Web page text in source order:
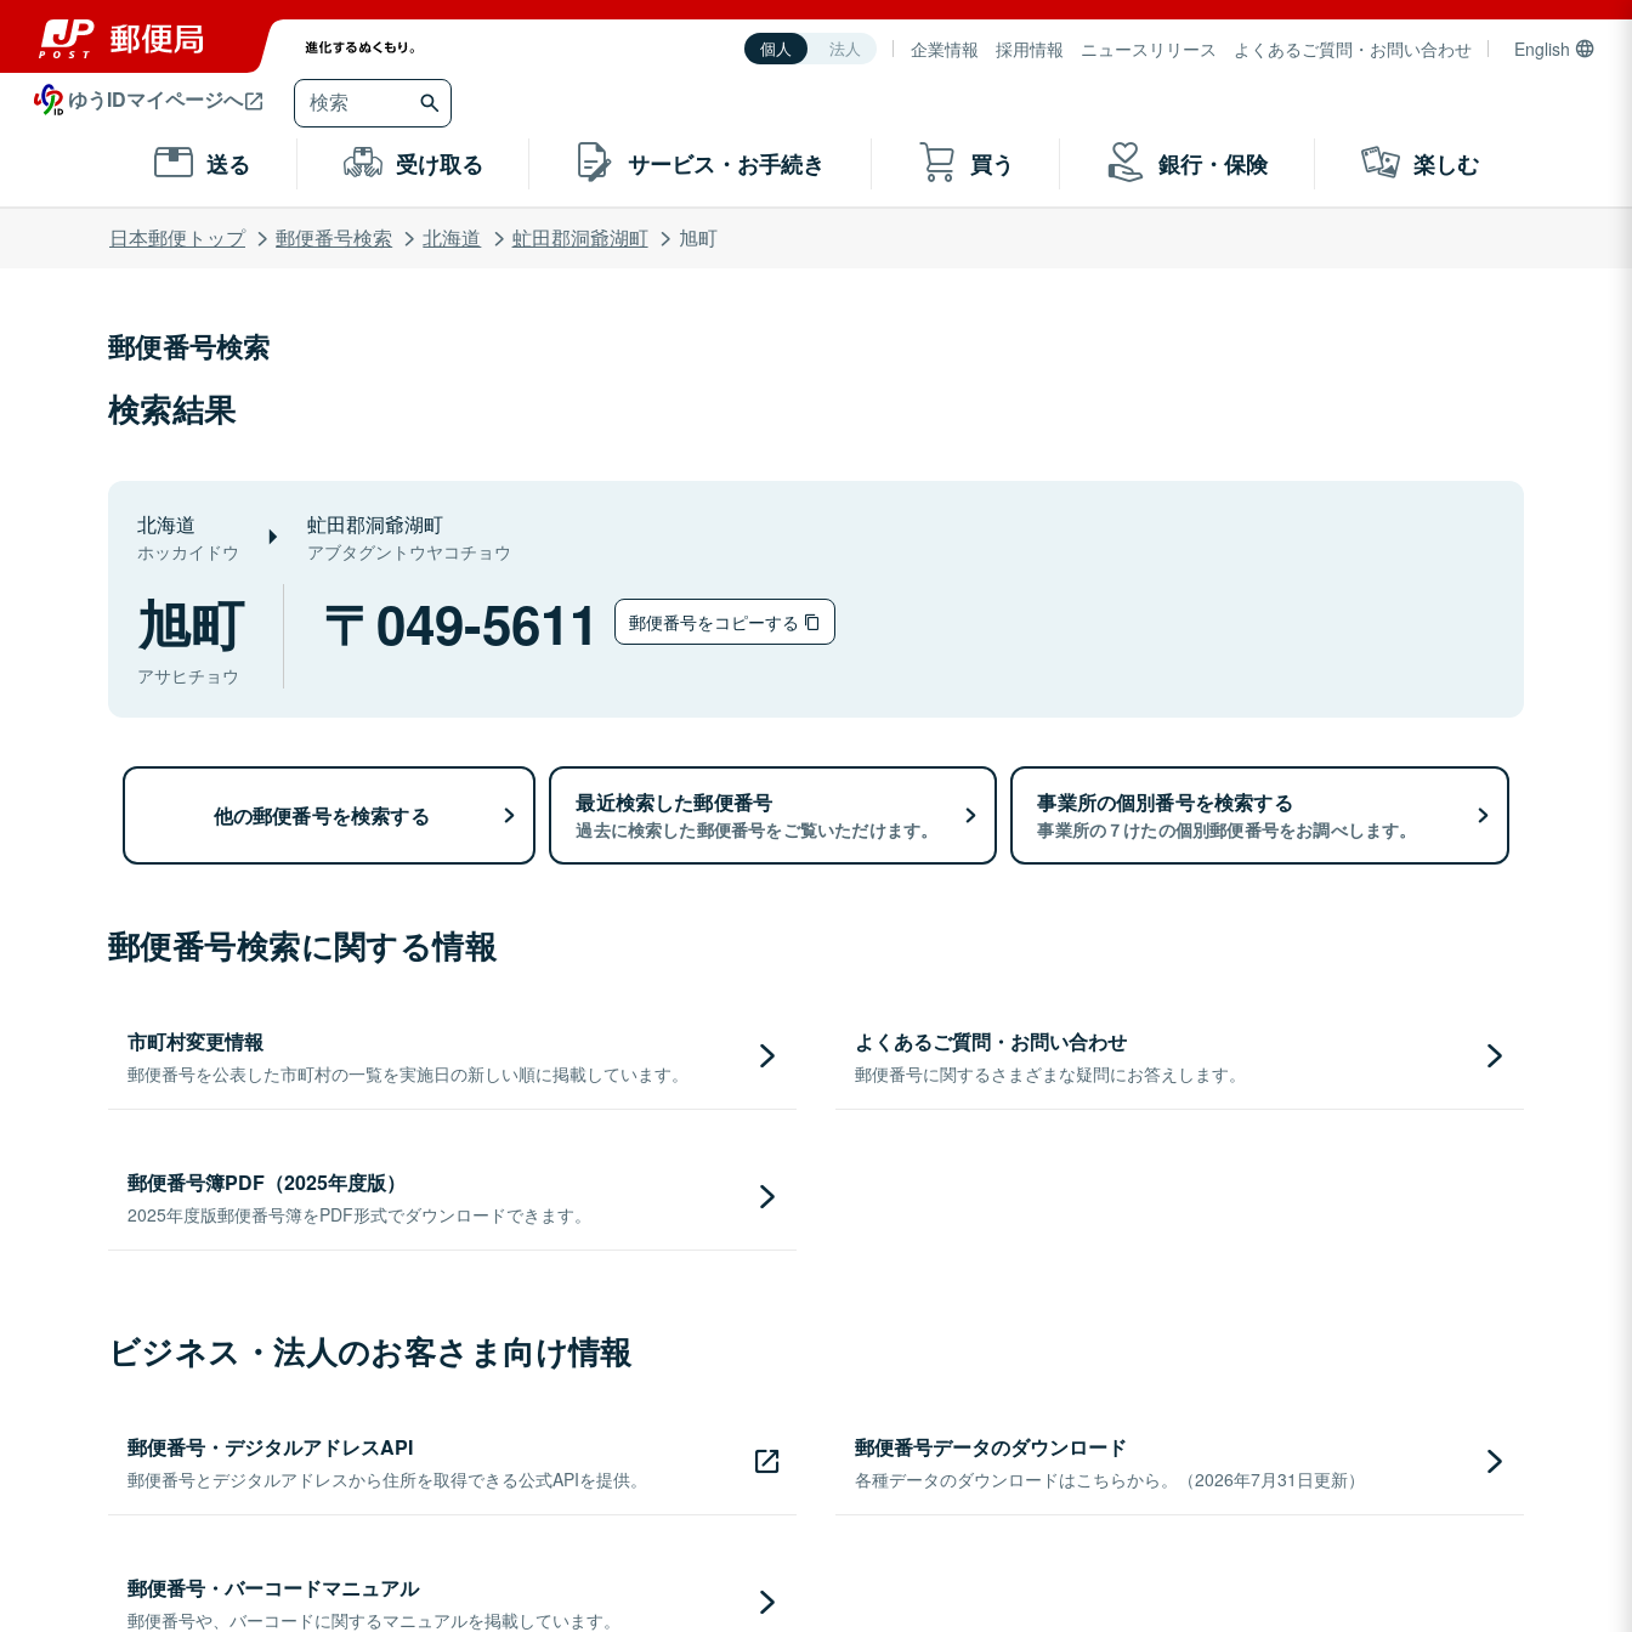
個人 法人 企業情報 採用情報 ニュースリリース よくあるご質問・お問い合わせ English
ゆうIDマイページへ
送る 受け取る サービス・お手続き 買う 銀行・保険 楽しむ
日本郵便トップ 郵便番号検索 北海道 虻田郡洞爺湖町 旭町
郵便番号検索
検索結果
北海道
ホッカイドウ
虻田郡洞爺湖町
アブタグントウヤコチョウ
旭町
アサヒチョウ
049-5611 郵便番号をコピーする
他の郵便番号を検索する 最近検索した郵便番号
過去に検索した郵便番号をご覧いただけます。
事業所の個別番号を検索する
事業所の７けたの個別郵便番号をお調べします。
郵便番号検索に関する情報
市町村変更情報
郵便番号を公表した市町村の一覧を実施日の新しい順に掲載しています。
よくあるご質問・お問い合わせ
郵便番号に関するさまざまな疑問にお答えします。
郵便番号簿PDF（2025年度版）
2025年度版郵便番号簿をPDF形式でダウンロードできます。
ビジネス・法人のお客さま向け情報
郵便番号・デジタルアドレスAPI
郵便番号とデジタルアドレスから住所を取得できる公式APIを提供。
郵便番号データのダウンロード
各種データのダウンロードはこちらから。（2026年7月31日更新）
郵便番号・バーコードマニュアル
郵便番号や、バーコードに関するマニュアルを掲載しています。